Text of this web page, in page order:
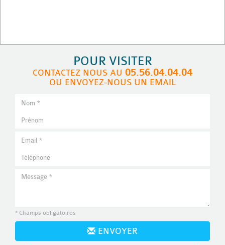
POUR VISITER
CONTACTEZ NOUS AU 05.56.04.04.04
OU ENVOYEZ-NOUS UN EMAIL
* Champs obligatoires
ENVOYER